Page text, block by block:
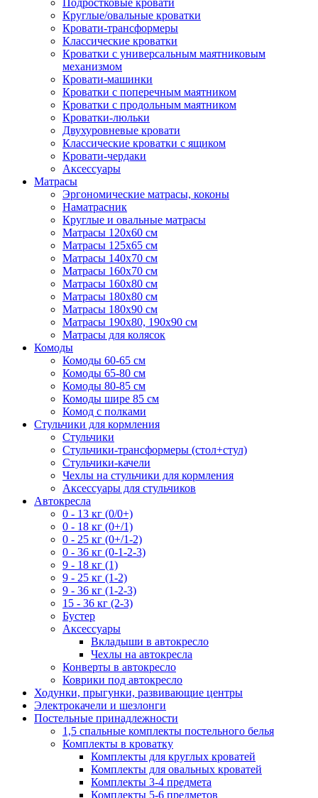
Подростковые кровати
Круглые/овальные кроватки
Кровати-трансформеры
Классические кроватки
Кроватки с универсальным маятниковым
механизмом
Кровати-машинки
Кроватки с поперечным маятником
Кроватки с продольным маятником
Кроватки-люльки
Двухуровневые кровати
Классические кроватки с ящиком
Кровати-чердаки
Аксессуары
Матрасы
Эргономические матрасы, коконы
Наматрасник
Круглые и овальные матрасы
Матрасы 120х60 см
Матрасы 125х65 см
Матрасы 140х70 см
Матрасы 160х70 см
Матрасы 160х80 см
Матрасы 180х80 см
Матрасы 180х90 см
Матрасы 190х80, 190х90 см
Матрасы для колясок
Комоды
Комоды 60-65 см
Комоды 65-80 см
Комоды 80-85 см
Комоды шире 85 см
Комод с полками
Стульчики для кормления
Стульчики
Стульчики-трансформеры (стол+стул)
Стульчики-качели
Чехлы на стульчики для кормления
Аксессуары для стульчиков
Автокресла
0 - 13 кг (0/0+)
0 - 18 кг (0+/1)
0 - 25 кг (0+/1-2)
0 - 36 кг (0-1-2-3)
9 - 18 кг (1)
9 - 25 кг (1-2)
9 - 36 кг (1-2-3)
15 - 36 кг (2-3)
Бустер
Аксессуары
Вкладыши в автокресло
Чехлы на автокресла
Конверты в автокресло
Коврики под автокресло
Ходунки, прыгунки, развивающие центры
Электрокачели и шезлонги
Постельные принадлежности
1,5 спальные комплекты постельного белья
Комплекты в кроватку
Комплекты для круглых кроватей
Комплекты для овальных кроватей
Комплекты 3-4 предмета
Комплекты 5-6 предметов